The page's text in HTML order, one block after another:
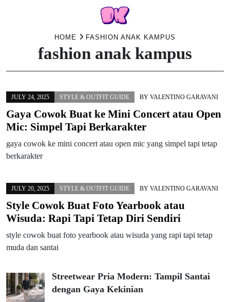
HOME FASHION ANAK KAMPUS
fashion anak kampus
JULY 24, 2025 STYLE & OUTFIT GUIDE BY VALENTINO GARAVANI
Gaya Cowok Buat ke Mini Concert atau Open
Mic: Simpel Tapi Berkarakter
gaya cowok ke mini concert atau open mic yang simpel tapi tetap
berkarakter
JULY 20, 2025 STYLE & OUTFIT GUIDE BY VALENTINO GARAVANI
Style Cowok Buat Foto Yearbook atau
Wisuda: Rapi Tapi Tetap Diri Sendiri
style cowok buat foto yearbook atau wisuda yang rapi tapi tetap
muda dan santai
Streetwear Pria Modern: Tampil Santai
dengan Gaya Kekinian